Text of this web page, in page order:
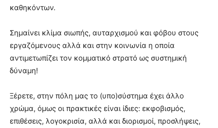
καθηκόντων.
Σημαίνει κλίμα σιωπής, αυταρχισμού και φόβου στους
εργαζόμενους αλλά και στην κοινωνία η οποία
αντιμετωπίζει τον κομματικό στρατό ως συστημική
δύναμη!
Ξέρετε, στην πόλη μας το (υπο)σύστημα έχει άλλο
χρώμα, όμως οι πρακτικές είναι ίδιες: εκφοβισμός,
επιθέσεις, λογοκρισία, αλλά και διορισμοί, προσλήψεις,